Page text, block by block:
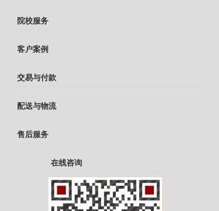
院校服务
客户案例
交易与付款
配送与物流
售后服务
在线咨询